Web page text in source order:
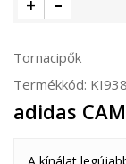
Tornacipők
Termékkód:
adidas